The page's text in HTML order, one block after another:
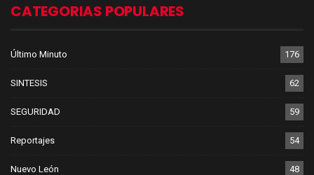
CATEGORIAS POPULARES
Último Minuto 176
SINTESIS 62
SEGURIDAD 59
Reportajes 54
Nuevo León 48